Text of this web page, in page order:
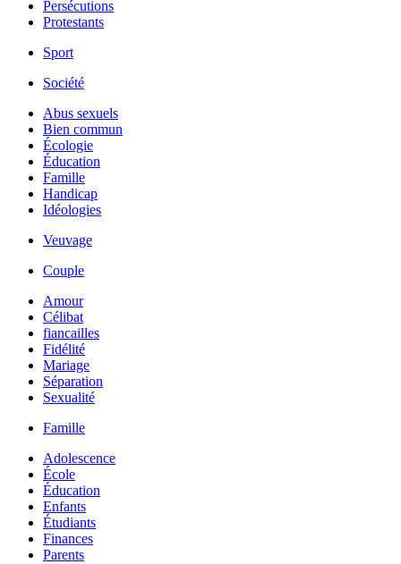
Persécutions
Protestants
Sport
Société
Abus sexuels
Bien commun
Écologie
Éducation
Famille
Handicap
Idéologies
Veuvage
Couple
Amour
Célibat
fiancailles
Fidélité
Mariage
Séparation
Sexualité
Famille
Adolescence
École
Éducation
Enfants
Étudiants
Finances
Parents